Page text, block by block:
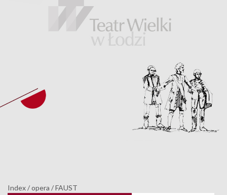
Index/opera /FAUST